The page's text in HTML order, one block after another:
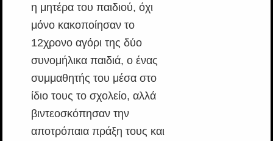
η μητέρα του παιδιού, όχι
μόνο κακοποίησαν το
12χρονο αγόρι της δύο
συνομήλικα παιδιά, ο ένας
συμμαθητής του μέσα στο
ίδιο τους το σχολείο, αλλά
βιντεοσκόπησαν την
αποτρόπαια πράξη τους και